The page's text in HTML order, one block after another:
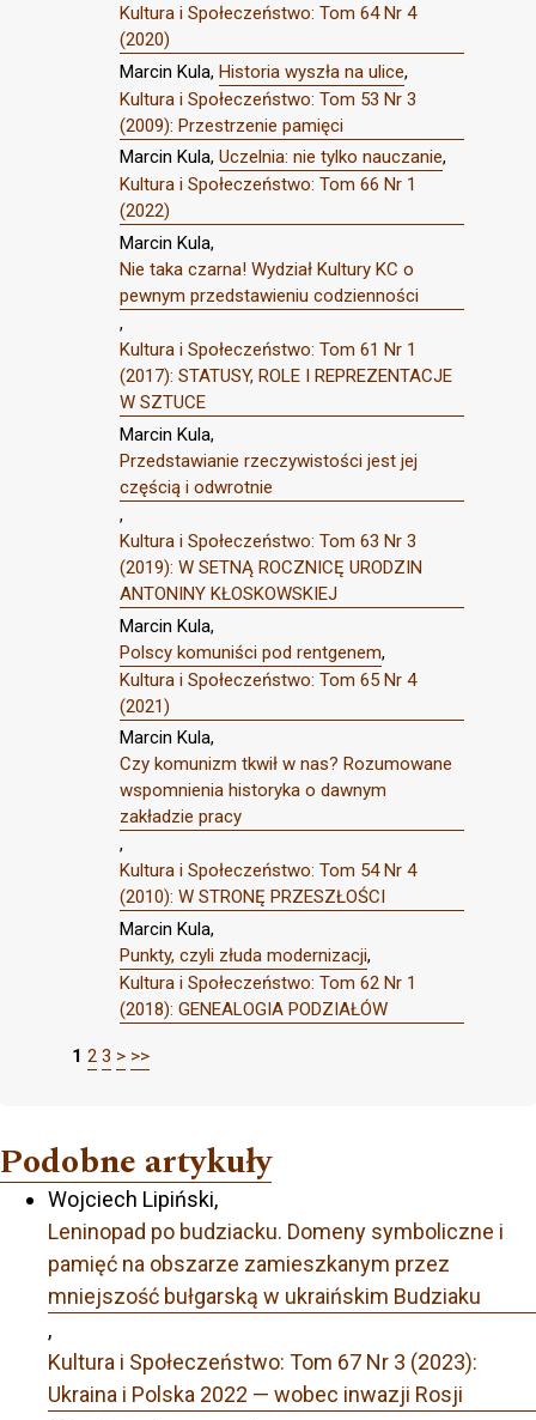
Kultura i Społeczeństwo: Tom 64 Nr 4
(2020)
Marcin Kula, Historia wyszła na ulice,
Kultura i Społeczeństwo: Tom 53 Nr 3
(2009): Przestrzenie pamięci
Marcin Kula, Uczelnia: nie tylko nauczanie,
Kultura i Społeczeństwo: Tom 66 Nr 1
(2022)
Marcin Kula,
Nie taka czarna! Wydział Kultury KC o
pewnym przedstawieniu codzienności
,
Kultura i Społeczeństwo: Tom 61 Nr 1
(2017): STATUSY, ROLE I REPREZENTACJE
W SZTUCE
Marcin Kula,
Przedstawianie rzeczywistości jest jej
częścią i odwrotnie
,
Kultura i Społeczeństwo: Tom 63 Nr 3
(2019): W SETNĄ ROCZNICĘ URODZIN
ANTONINY KŁOSKOWSKIEJ
Marcin Kula,
Polscy komuniści pod rentgenem,
Kultura i Społeczeństwo: Tom 65 Nr 4
(2021)
Marcin Kula,
Czy komunizm tkwił w nas? Rozumowane
wspomnienia historyka o dawnym
zakładzie pracy
,
Kultura i Społeczeństwo: Tom 54 Nr 4
(2010): W STRONĘ PRZESZŁOŚCI
Marcin Kula,
Punkty, czyli złuda modernizacji,
Kultura i Społeczeństwo: Tom 62 Nr 1
(2018): GENEALOGIA PODZIAŁÓW
1 2 3 > >>
Podobne artykuły
Wojciech Lipiński,
Leninopad po budziacku. Domeny symboliczne i
pamięć na obszarze zamieszkanym przez
mniejszość bułgarską w ukraińskim Budziaku
,
Kultura i Społeczeństwo: Tom 67 Nr 3 (2023):
Ukraina i Polska 2022 — wobec inwazji Rosji